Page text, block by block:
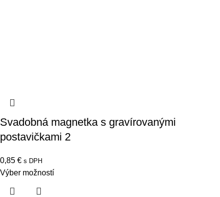
Svadobná magnetka s gravírovanými
postavičkami 2
0,85 € s DPH
Výber možností